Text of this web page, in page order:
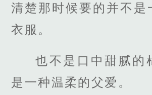
清楚那时候要的并不是
衣服。
也不是口中甜腻的
是一种温柔的父爱。